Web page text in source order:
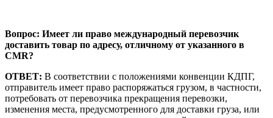
Вопрос: Имеет ли право международный перевозчик
доставить товар по адресу, отличному от указанного в
CMR?
ОТВЕТ: В соответствии с положениями конвенции КДПГ,
отправитель имеет право распоряжаться грузом, в частности,
потребовать от перевозчика прекращения перевозки,
изменения места, предусмотренного для доставки груза, или